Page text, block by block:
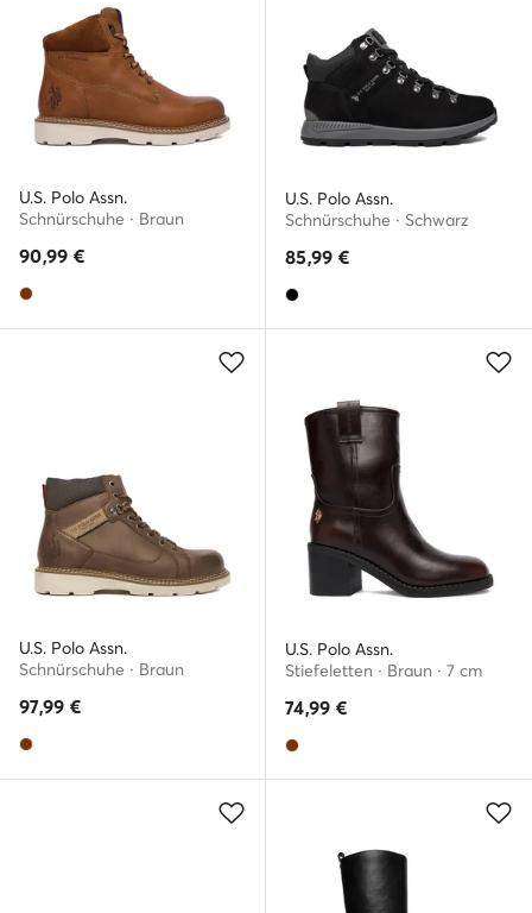
U.S. Polo Assn.
Schnürschuhe · Braun
90,99 €
U.S. Polo Assn.
Schnürschuhe · Schwarz
85,99 €
U.S. Polo Assn.
Schnürschuhe · Braun
97,99 €
U.S. Polo Assn.
Stiefeletten · Braun · 7 cm
74,99 €